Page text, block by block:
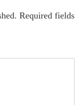
Required fields